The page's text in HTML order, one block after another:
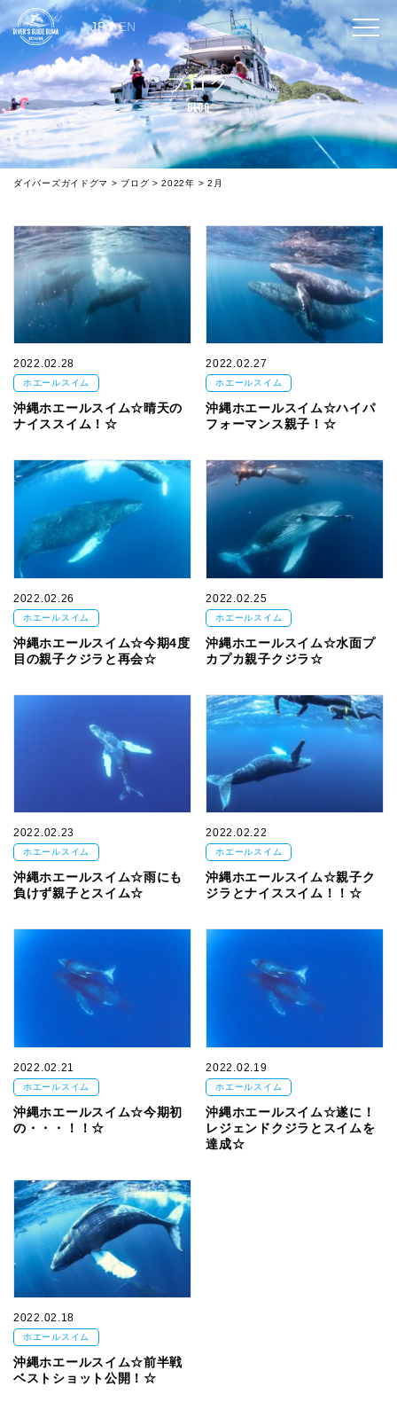
JP/EN
ブログ
BLOG
ダイバーズガイドグマ > ブログ >2022年 > 2月
2022.02.28
ホエールスイム
沖縄ホエールスイム☆晴天の
ナイススイム！☆
2022.02.27
ホエールスイム
沖縄ホエールスイム☆ハイパ
フォーマンス親子！☆
2022.02.26
ホエールスイム
沖縄ホエールスイム☆今期4度
目の親子クジラと再会☆
2022.02.25
ホエールスイム
沖縄ホエールスイム☆水面プ
カプカ親子クジラ☆
2022.02.23
ホエールスイム
沖縄ホエールスイム☆雨にも
負けず親子とスイム☆
2022.02.22
ホエールスイム
沖縄ホエールスイム☆親子ク
ジラとナイススイム！！☆
2022.02.21
ホエールスイム
沖縄ホエールスイム☆今期初
の・・・！！☆
2022.02.19
ホエールスイム
沖縄ホエールスイム☆遂に！
レジェンドクジラとスイムを
達成☆
2022.02.18
ホエールスイム
沖縄ホエールスイム☆前半戦
ベストショット公開！☆